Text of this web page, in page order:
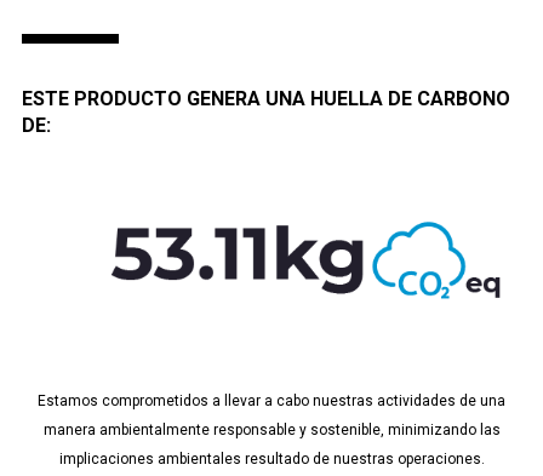
ESTE PRODUCTO GENERA UNA HUELLA DE CARBONO
DE:
Estamos comprometidos a llevar a cabo nuestras actividades de una
manera ambientalmente responsable y sostenible, minimizando las
implicaciones ambientales resultado de nuestras operaciones.